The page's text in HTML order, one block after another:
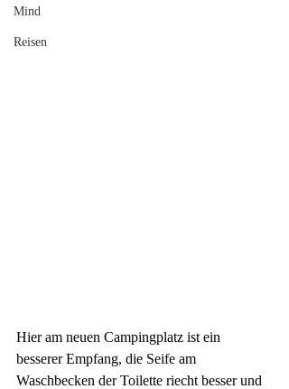
Mind
Reisen
Hier am neuen Campingplatz ist ein
besserer Empfang, die Seife am
Waschbecken der Toilette riecht besser und